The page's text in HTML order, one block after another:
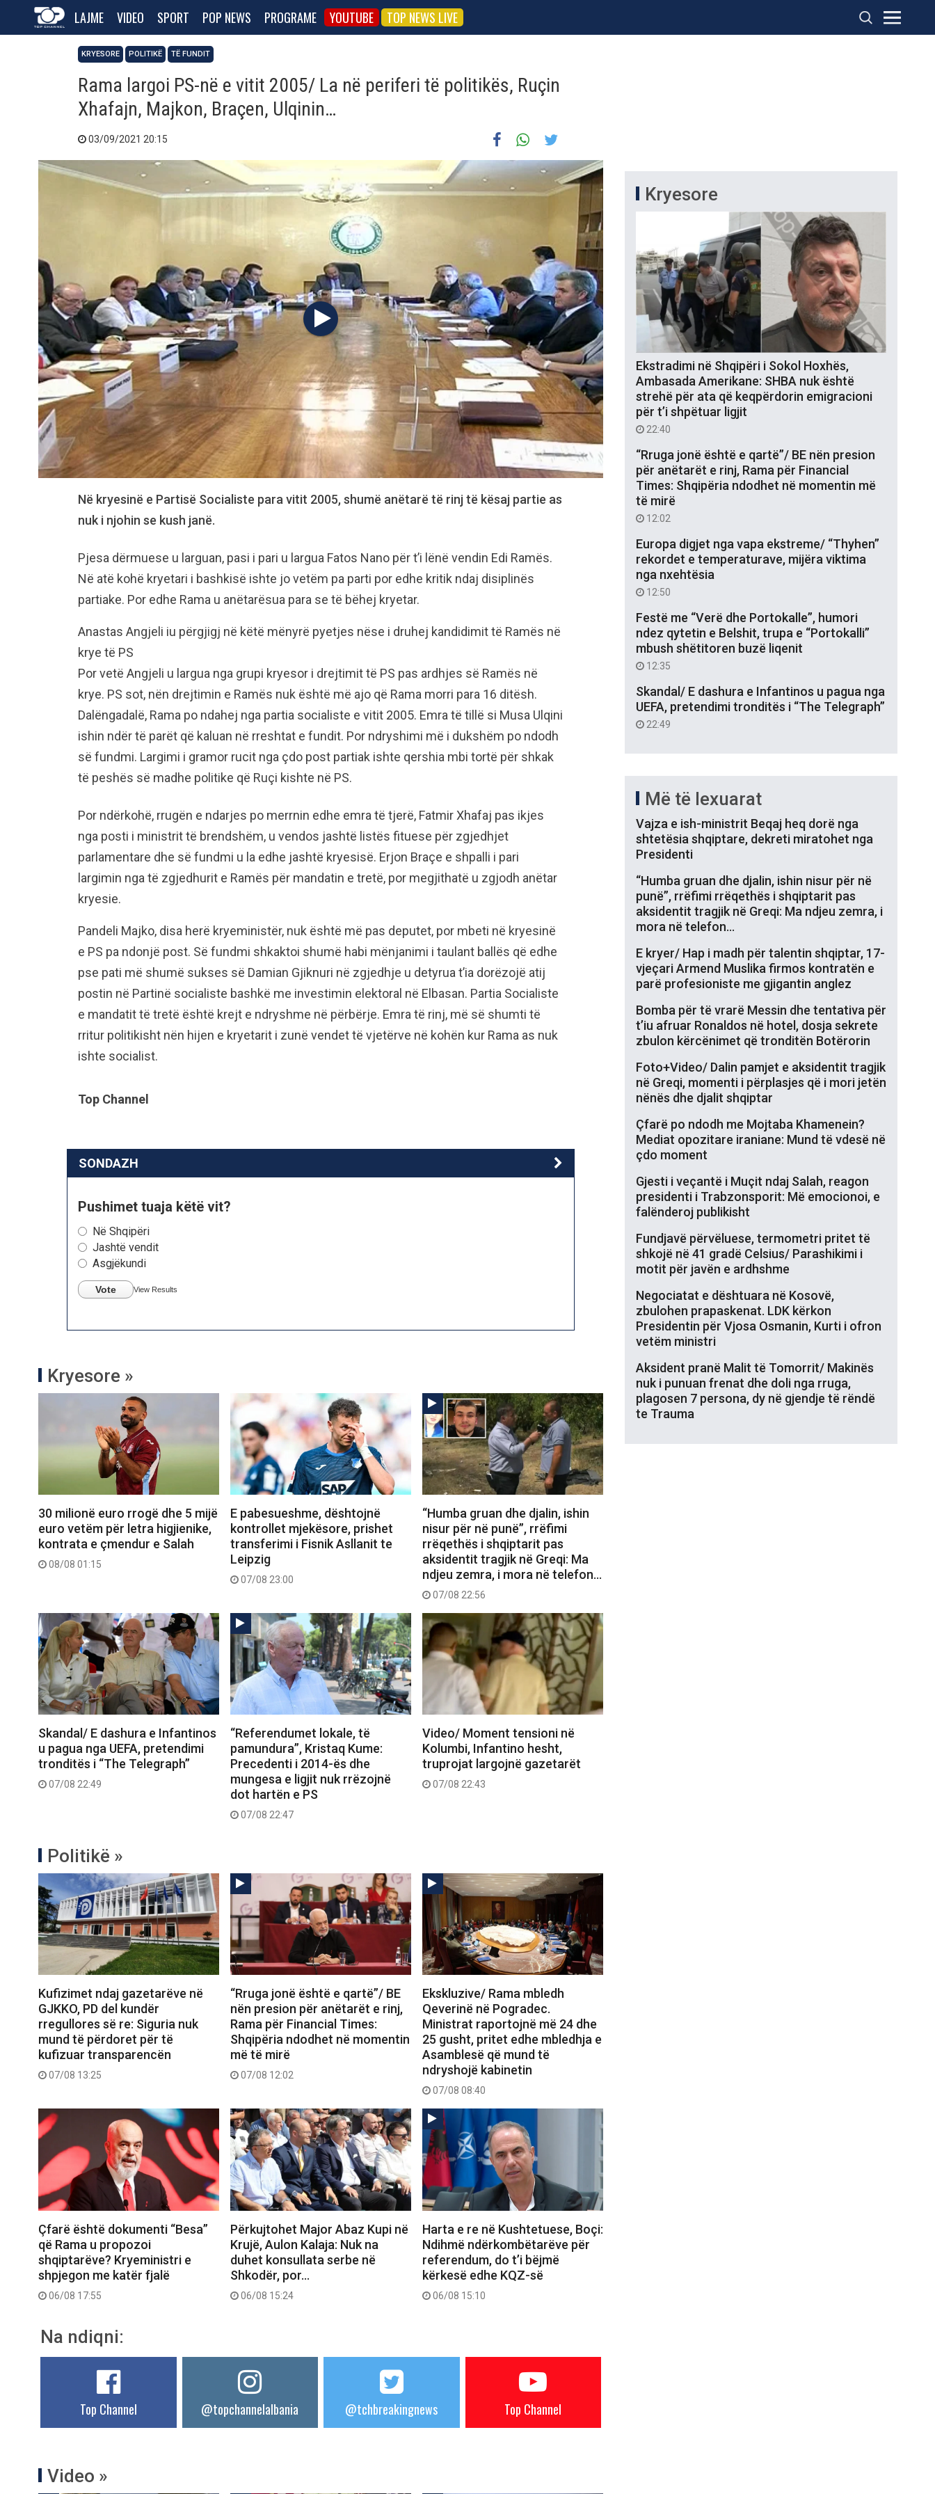
LAJME VIDEO SPORT POP NEWS PROGRAME YOUTUBE TOP NEWS LIVE
KRYESORE POLITIKË TË FUNDIT
Rama largoi PS-në e vitit 2005/ La në periferi të politikës, Ruçin
Xhafajn, Majkon, Braçen, Ulqinin…
03/09/2021 20:15
Në kryesinë e Partisë Socialiste para vitit 2005, shumë anëtarë të rinj të kësaj partie as
nuk i njohin se kush janë.
Pjesa dërmuese u larguan, pasi i pari u largua Fatos Nano për t’i lënë vendin Edi Ramës.
Në atë kohë kryetari i bashkisë ishte jo vetëm pa parti por edhe kritik ndaj disiplinës
partiake. Por edhe Rama u anëtarësua para se të bëhej kryetar.
Anastas Angjeli iu përgjigj në këtë mënyrë pyetjes nëse i druhej kandidimit të Ramës në
krye të PS
Por vetë Angjeli u largua nga grupi kryesor i drejtimit të PS pas ardhjes së Ramës në
krye. PS sot, nën drejtimin e Ramës nuk është më ajo që Rama morri para 16 ditësh.
Dalëngadalë, Rama po ndahej nga partia socialiste e vitit 2005. Emra të tillë si Musa Ulqini
ishin ndër të parët që kaluan në rreshtat e fundit. Por ndryshimi më i dukshëm po ndodh
së fundmi. Largimi i gramor rucit nga çdo post partiak ishte qershia mbi tortë për shkak
të peshës së madhe politike që Ruçi kishte në PS.
Por ndërkohë, rrugën e ndarjes po merrnin edhe emra të tjerë, Fatmir Xhafaj pas ikjes
nga posti i ministrit të brendshëm, u vendos jashtë listës fituese për zgjedhjet
parlamentare dhe së fundmi u la edhe jashtë kryesisë. Erjon Braçe e shpalli i pari
largimin nga të zgjedhurit e Ramës për mandatin e tretë, por megjithatë u zgjodh anëtar
kryesie.
Pandeli Majko, disa herë kryeministër, nuk është më pas deputet, por mbeti në kryesinë
e PS pa ndonjë post. Së fundmi shkaktoi shumë habi mënjanimi i taulant ballës që edhe
pse pati më shumë sukses së Damian Gjiknuri në zgjedhje u detyrua t’ia dorëzojë atij
postin në Partinë socialiste bashkë me investimin elektoral në Elbasan. Partia Socialiste
e mandatit të tretë është krejt e ndryshme në përbërje. Emra të rinj, më së shumti të
rritur politikisht nën hijen e kryetarit i zunë vendet të vjetërve në kohën kur Rama as nuk
ishte socialist.
Top Channel
SONDAZH
Pushimet tuaja këtë vit?
Në Shqipëri
Jashtë vendit
Asgjëkundi
Vote View Results
Kryesore »
30 milionë euro rrogë dhe 5 mijë
euro vetëm për letra higjienike,
kontrata e çmendur e Salah
08/08 01:15
E pabesueshme, dështojnë
kontrollet mjekësore, prishet
transferimi i Fisnik Asllanit te
Leipzig
07/08 23:00
“Humba gruan dhe djalin, ishin
nisur për në punë”, rrëfimi
rrëqethës i shqiptarit pas
aksidentit tragjik në Greqi: Ma
ndjeu zemra, i mora në telefon…
07/08 22:56
Skandal/ E dashura e Infantinos
u pagua nga UEFA, pretendimi
tronditës i “The Telegraph”
07/08 22:49
“Referendumet lokale, të
pamundura”, Kristaq Kume:
Precedenti i 2014-ës dhe
mungesa e ligjit nuk rrëzojnë
dot hartën e PS
07/08 22:47
Video/ Moment tensioni në
Kolumbi, Infantino hesht,
truprojat largojnë gazetarët
07/08 22:43
Politikë »
Kufizimet ndaj gazetarëve në
GJKKO, PD del kundër
rregullores së re: Siguria nuk
mund të përdoret për të
kufizuar transparencën
07/08 13:25
“Rruga jonë është e qartë”/ BE
nën presion për anëtarët e rinj,
Rama për Financial Times:
Shqipëria ndodhet në momentin
më të mirë
07/08 12:02
Ekskluzive/ Rama mbledh
Qeverinë në Pogradec.
Ministrat raportojnë më 24 dhe
25 gusht, pritet edhe mbledhja e
Asamblesë që mund të
ndryshojë kabinetin
07/08 08:40
Çfarë është dokumenti “Besa”
që Rama u propozoi
shqiptarëve? Kryeministri e
shpjegon me katër fjalë
06/08 17:55
Përkujtohet Major Abaz Kupi në
Krujë, Aulon Kalaja: Nuk na
duhet konsullata serbe në
Shkodër, por…
06/08 15:24
Harta e re në Kushtetuese, Boçi:
Ndihmë ndërkombëtarëve për
referendum, do t’i bëjmë
kërkesë edhe KQZ-së
06/08 15:10
Na ndiqni:
Top Channel @topchannelalbania @tchbreakingnews Top Channel
Video »
Kryesore
Ekstradimi në Shqipëri i Sokol Hoxhës,
Ambasada Amerikane: SHBA nuk është
strehë për ata që keqpërdorin emigracioni
për t’i shpëtuar ligjit
22:40
“Rruga jonë është e qartë”/ BE nën presion
për anëtarët e rinj, Rama për Financial
Times: Shqipëria ndodhet në momentin më
të mirë
12:02
Europa digjet nga vapa ekstreme/ “Thyhen”
rekordet e temperaturave, mijëra viktima
nga nxehtësia
12:50
Festë me “Verë dhe Portokalle”, humori
ndez qytetin e Belshit, trupa e “Portokalli”
mbush shëtitoren buzë liqenit
12:35
Skandal/ E dashura e Infantinos u pagua nga
UEFA, pretendimi tronditës i “The Telegraph”
22:49
Më të lexuarat
Vajza e ish-ministrit Beqaj heq dorë nga
shtetësia shqiptare, dekreti miratohet nga
Presidenti
“Humba gruan dhe djalin, ishin nisur për në
punë”, rrëfimi rrëqethës i shqiptarit pas
aksidentit tragjik në Greqi: Ma ndjeu zemra, i
mora në telefon…
E kryer/ Hap i madh për talentin shqiptar, 17-
vjeçari Armend Muslika firmos kontratën e
parë profesioniste me gjigantin anglez
Bomba për të vrarë Messin dhe tentativa për
t’iu afruar Ronaldos në hotel, dosja sekrete
zbulon kërcënimet që tronditën Botërorin
Foto+Video/ Dalin pamjet e aksidentit tragjik
në Greqi, momenti i përplasjes që i mori jetën
nënës dhe djalit shqiptar
Çfarë po ndodh me Mojtaba Khamenein?
Mediat opozitare iraniane: Mund të vdesë në
çdo moment
Gjesti i veçantë i Muçit ndaj Salah, reagon
presidenti i Trabzonsporit: Më emocionoi, e
falënderoj publikisht
Fundjavë përvëluese, termometri pritet të
shkojë në 41 gradë Celsius/ Parashikimi i
motit për javën e ardhshme
Negociatat e dështuara në Kosovë,
zbulohen prapaskenat. LDK kërkon
Presidentin për Vjosa Osmanin, Kurti i ofron
vetëm ministri
Aksident pranë Malit të Tomorrit/ Makinës
nuk i punuan frenat dhe doli nga rruga,
plagosen 7 persona, dy në gjendje të rëndë
te Trauma